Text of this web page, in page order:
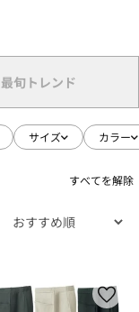
最旬トレンド
サイズ カラー
すべてを解除